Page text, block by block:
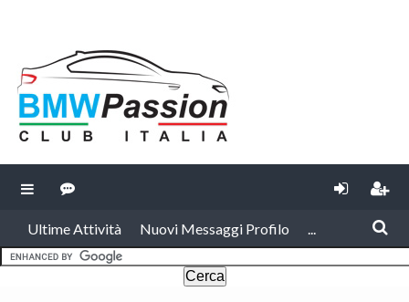
Ultime Attività Nuovi Messaggi Profilo ...